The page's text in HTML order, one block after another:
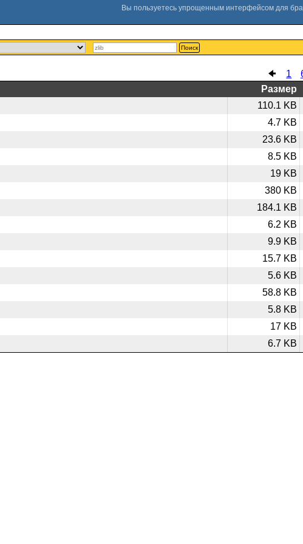
Поиск
1
Размер
110.1 KB
4.7 KB
23.6 KB
8.5 KB
19 KB
380 KB
184.1 KB
6.2 KB
9.9 KB
15.7 KB
5.6 KB
58.8 KB
5.8 KB
17 KB
6.7 KB